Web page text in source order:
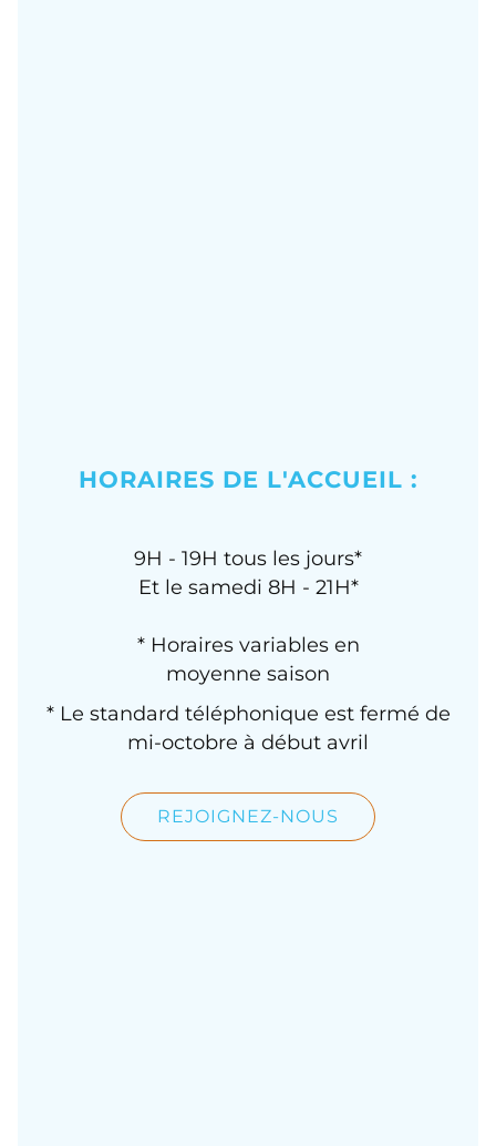
HORAIRES DE L'ACCUEIL :
9H - 19H tous les jours*
Et le samedi 8H - 21H*
* Horaires variables en
moyenne saison
* Le standard téléphonique est fermé de
mi-octobre à début avril
REJOIGNEZ-NOUS